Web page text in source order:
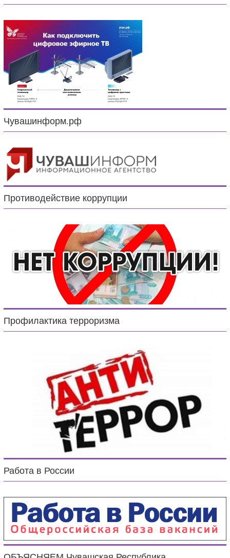
Чувашинформ.рф
Противодействие коррупции
Профилактика терроризма
Работа в России